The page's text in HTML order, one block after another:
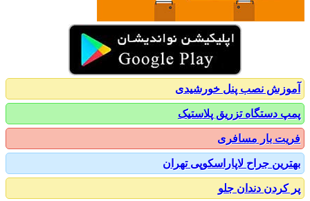
نصب پنل خورشیدی
دستگاه تزریق پلاستیک
بار مسافری
جراح لاپاراسکوپی تهران
دندان جلو